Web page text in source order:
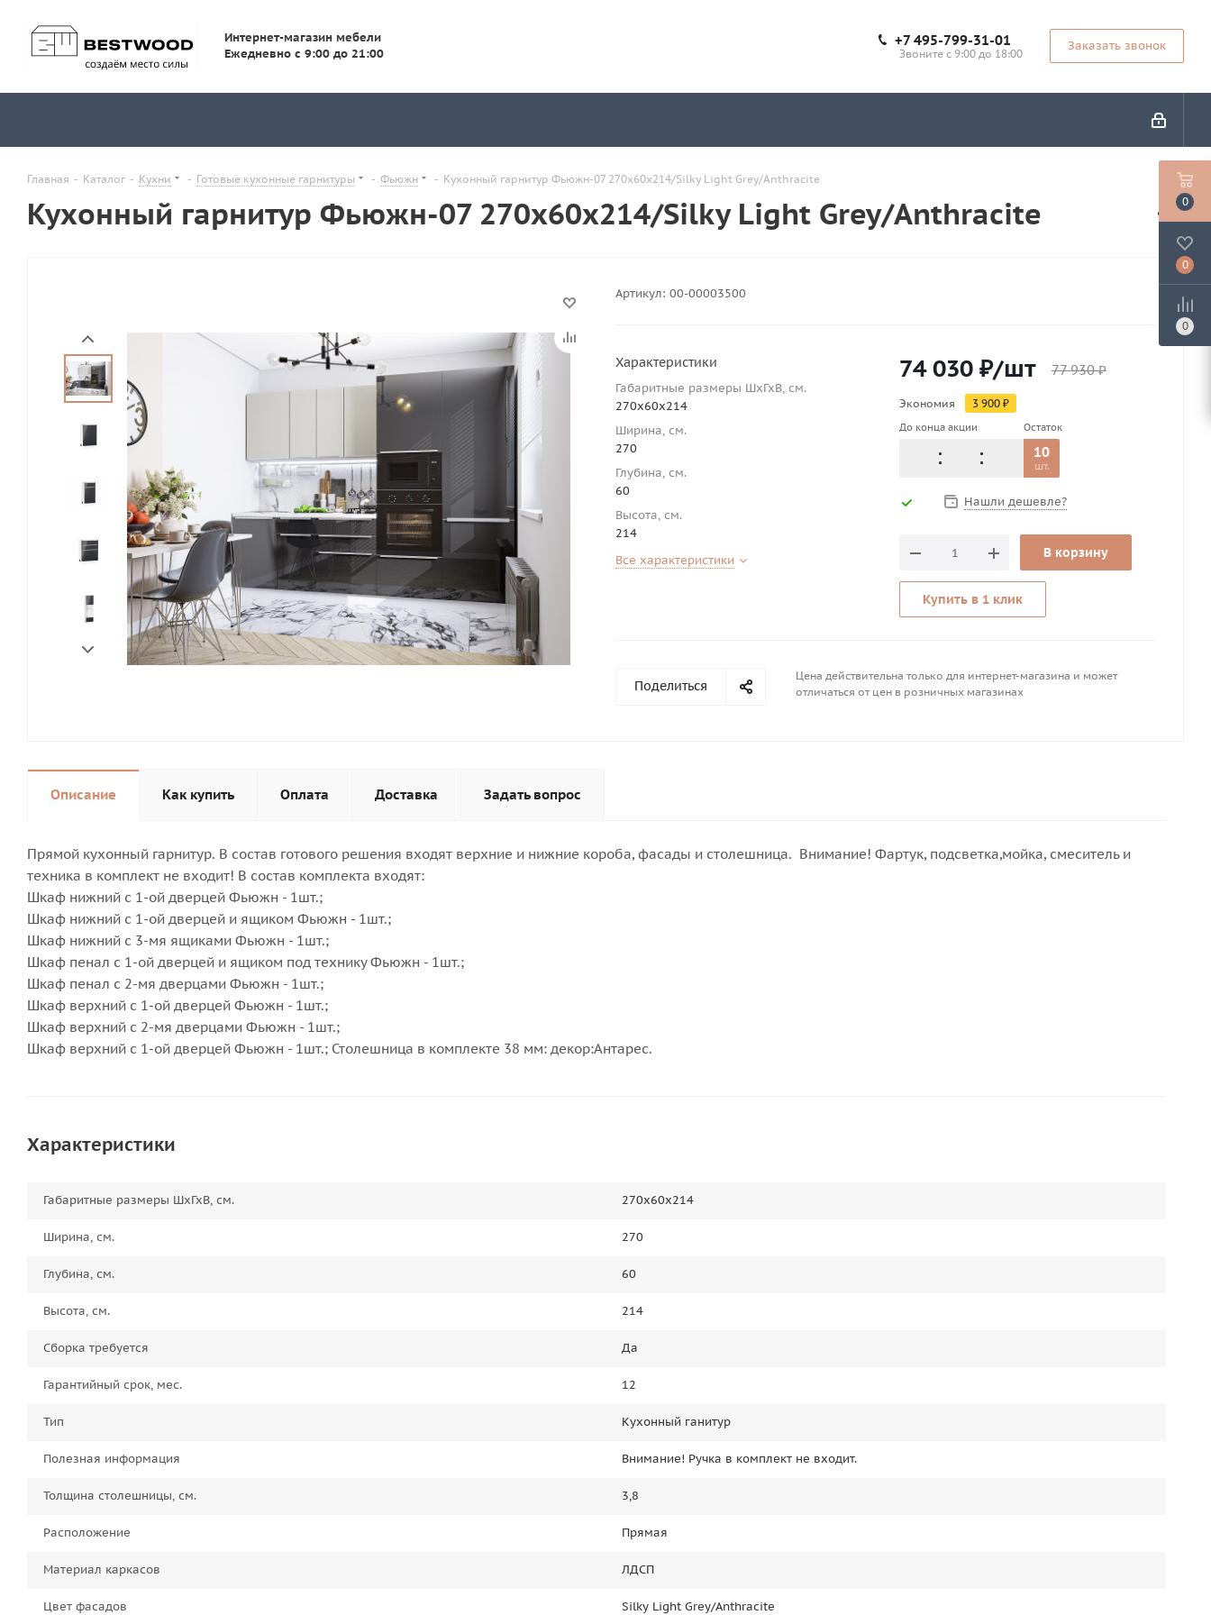
Интернет-магазин мебели
Ежедневно с 9:00 до 21:00
+7 495-799-31-01
Звоните с 9:00 до 18:00
Заказать звонок
Главная - Каталог - Кухни - Готовые кухонные гарнитуры - Фьюжн - Кухонный гарнитур Фьюжн-07 270х60х214/Silky Light Grey/Anthracite
Кухонный гарнитур Фьюжн-07 270х60х214/Silky Light Grey/Anthracite
Артикул: 00-00003500
Характеристики
Габаритные размеры ШхГхВ, см.
270х60х214
Ширина, см.
270
Глубина, см.
60
Высота, см.
214
Все характеристики
74 030 ₽/шт 77 930₽
Экономия 3 900 ₽
До конца акции Остаток
10
шт.
Нашли дешевле?
В корзину
Купить в 1 клик
Поделиться
Цена действительна только для интернет-магазина и может
отличаться от цен в розничных магазинах
Описание Как купить Оплата Доставка Задать вопрос
Прямой кухонный гарнитур. В состав готового решения входят верхние и нижние короба, фасады и столешница. Внимание! Фартук, подсветка,мойка, смеситель и
техника в комплект не входит! В состав комплекта входят:
Шкаф нижний с 1-ой дверцей Фьюжн - 1шт.;
Шкаф нижний с 1-ой дверцей и ящиком Фьюжн - 1шт.;
Шкаф нижний с 3-мя ящиками Фьюжн - 1шт.;
Шкаф пенал с 1-ой дверцей и ящиком под технику Фьюжн - 1шт.;
Шкаф пенал с 2-мя дверцами Фьюжн - 1шт.;
Шкаф верхний с 1-ой дверцей Фьюжн - 1шт.;
Шкаф верхний с 2-мя дверцами Фьюжн - 1шт.;
Шкаф верхний с 1-ой дверцей Фьюжн - 1шт.; Столешница в комплекте 38 мм: декор:Антарес.
Характеристики
Габаритные размеры ШхГхВ, см. 270х60х214
Ширина, см. 270
Глубина, см. 60
Высота, см. 214
Сборка требуется Да
Гарантийный срок, мес. 12
Тип Кухонный ганитур
Полезная информация Внимание! Ручка в комплект не входит.
Толщина столешницы, см. 3,8
Расположение Прямая
Материал каркасов ЛДСП
Цвет фасадов Silky Light Grey/Anthracite
0
0
0